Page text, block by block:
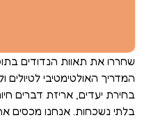
שחררו את תאוות הנדודים
המדריך האולטימטיבי לטיולים
בחירת יעדים, אריזת דברים
בלתי נשכחות. אנחנו מכסים